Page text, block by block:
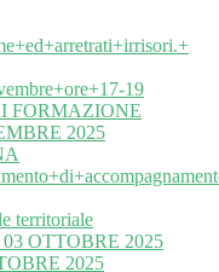
19
FORMAZIONE
2025
territoriale
OTTOBRE 2025
2025